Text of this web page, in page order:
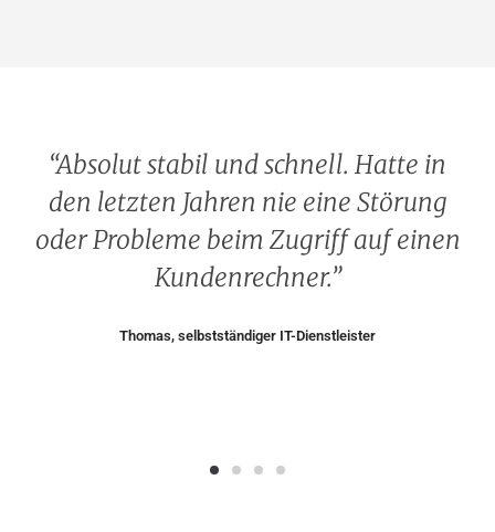
“Absolut stabil und schnell. Hatte in
den letzten Jahren nie eine Störung
oder Probleme beim Zugriff auf einen
Kundenrechner.”
Thomas, selbstständiger IT-Dienstleister